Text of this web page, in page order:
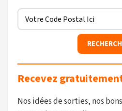
Recevez
Nos idées de sorties, nos